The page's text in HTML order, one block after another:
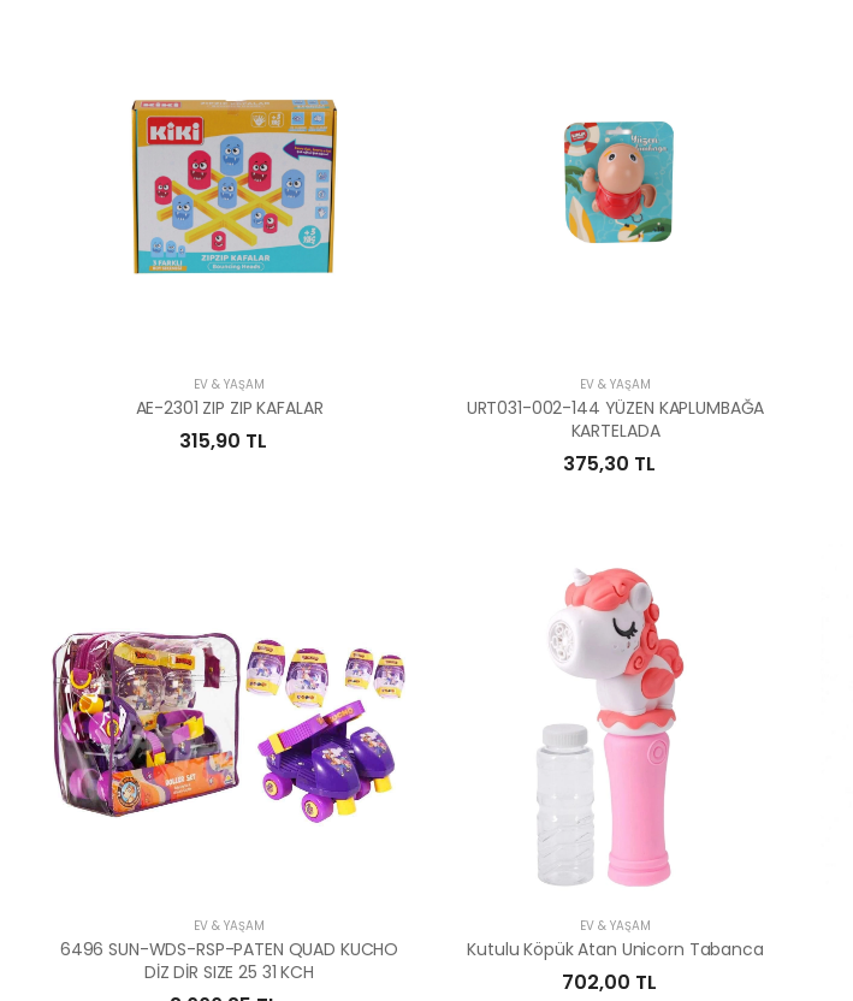
EV & YAŞAM
AE-2301 ZIP ZIP KAFALAR
315,90 TL
EV & YAŞAM
URT031-002-144 YÜZEN KAPLUMBAĞA
KARTELADA
375,30 TL
EV & YAŞAM
6496 SUN-WDS-RSP-PATEN QUAD KUCHO
DİZ DİR SIZE 25 31 KCH
EV & YAŞAM
Kutulu Köpük Atan Unicorn Tabanca
702,00 TL